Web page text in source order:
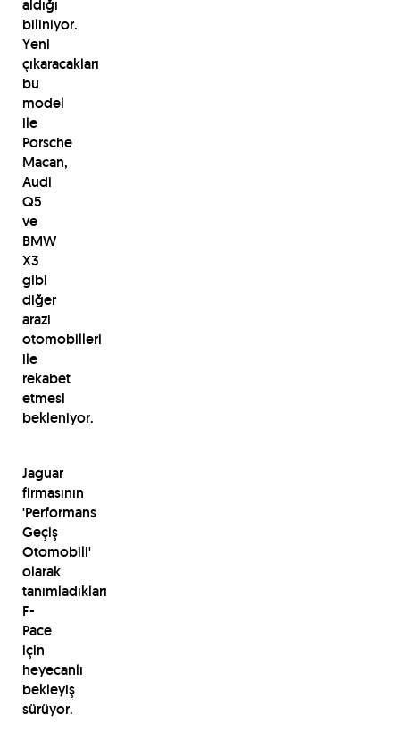
aldığı
biliniyor.
Yeni
çıkaracakları
bu
model
ile
Porsche
Macan,
Audi
Q5
ve
BMW
X3
gibi
diğer
arazi
otomobilleri
ile
rekabet
etmesi
bekleniyor.
Jaguar
firmasının
'Performans
Geçiş
Otomobili'
olarak
tanımladıkları
F-
Pace
için
heyecanlı
bekleyiş
sürüyor.